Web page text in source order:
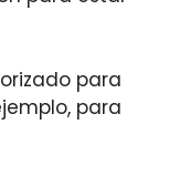
para
para